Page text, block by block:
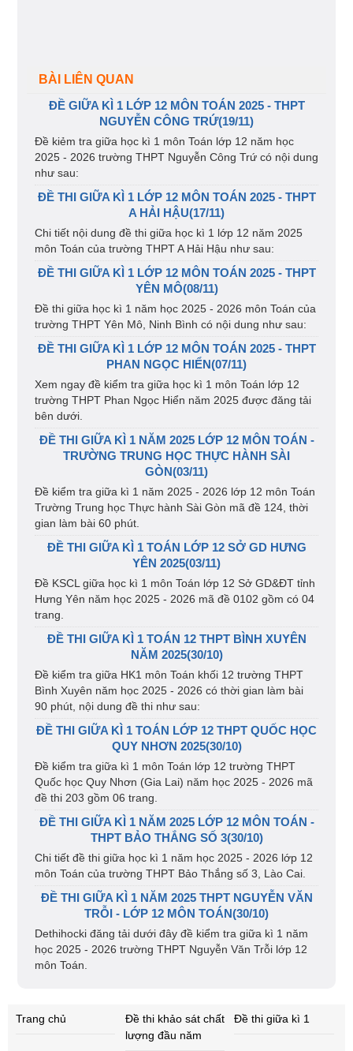
BÀI LIÊN QUAN
ĐỀ GIỮA KÌ 1 LỚP 12 MÔN TOÁN 2025 - THPT
NGUYỄN CÔNG TRỨ(19/11)
Đề kiẻm tra giữa học kì 1 môn Toán lớp 12 năm học
2025 - 2026 trường THPT Nguyễn Công Trứ có nội dung
như sau:
ĐỀ THI GIỮA KÌ 1 LỚP 12 MÔN TOÁN 2025 - THPT
A HẢI HẬU(17/11)
Chi tiết nội dung đề thi giữa học kì 1 lớp 12 năm 2025
môn Toán của trường THPT A Hải Hậu như sau:
ĐỀ THI GIỮA KÌ 1 LỚP 12 MÔN TOÁN 2025 - THPT
YÊN MÔ(08/11)
Đề thi giữa học kì 1 năm học 2025 - 2026 môn Toán của
trường THPT Yên Mô, Ninh Bình có nội dung như sau:
ĐỀ THI GIỮA KÌ 1 LỚP 12 MÔN TOÁN 2025 - THPT
PHAN NGỌC HIỂN(07/11)
Xem ngay đề kiểm tra giữa học kì 1 môn Toán lớp 12
trường THPT Phan Ngọc Hiển năm 2025 được đăng tải
bên dưới.
ĐỀ THI GIỮA KÌ 1 NĂM 2025 LỚP 12 MÔN TOÁN -
TRƯỜNG TRUNG HỌC THỰC HÀNH SÀI
GÒN(03/11)
Đề kiểm tra giữa kì 1 năm 2025 - 2026 lớp 12 môn Toán
Trường Trung học Thực hành Sài Gòn mã đề 124, thời
gian làm bài 60 phút.
ĐỀ THI GIỮA KÌ 1 TOÁN LỚP 12 SỞ GD HƯNG
YÊN 2025(03/11)
Đề KSCL giữa học kì 1 môn Toán lớp 12 Sở GD&ĐT tỉnh
Hưng Yên năm học 2025 - 2026 mã đề 0102 gồm có 04
trang.
ĐỀ THI GIỮA KÌ 1 TOÁN 12 THPT BÌNH XUYÊN
NĂM 2025(30/10)
Đề kiểm tra giữa HK1 môn Toán khối 12 trường THPT
Bình Xuyên năm học 2025 - 2026 có thời gian làm bài
90 phút, nội dung đề thi như sau:
ĐỀ THI GIỮA KÌ 1 TOÁN LỚP 12 THPT QUỐC HỌC
QUY NHƠN 2025(30/10)
Đề kiểm tra giữa kì 1 môn Toán lớp 12 trường THPT
Quốc học Quy Nhơn (Gia Lai) năm học 2025 - 2026 mã
đề thi 203 gồm 06 trang.
ĐỀ THI GIỮA KÌ 1 NĂM 2025 LỚP 12 MÔN TOÁN -
THPT BẢO THẮNG SỐ 3(30/10)
Chi tiết đề thi giữa học kì 1 năm học 2025 - 2026 lớp 12
môn Toán của trường THPT Bảo Thắng số 3, Lào Cai.
ĐỀ THI GIỮA KÌ 1 NĂM 2025 THPT NGUYỄN VĂN
TRỖI - LỚP 12 MÔN TOÁN(30/10)
Dethihocki đăng tải dưới đây đề kiểm tra giữa kì 1 năm
học 2025 - 2026 trường THPT Nguyễn Văn Trỗi lớp 12
môn Toán.
Trang chủ
Đề thi khảo sát chất
lượng đầu năm
Đề thi giữa kì 1